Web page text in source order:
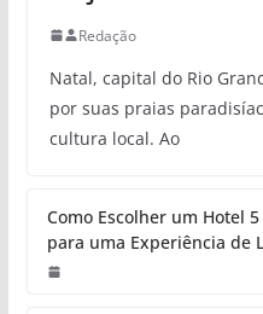
Redação
Natal, capital do Rio
por suas praias
cultura local. Ao
Como Escolher um Hotel
para uma Experiência de